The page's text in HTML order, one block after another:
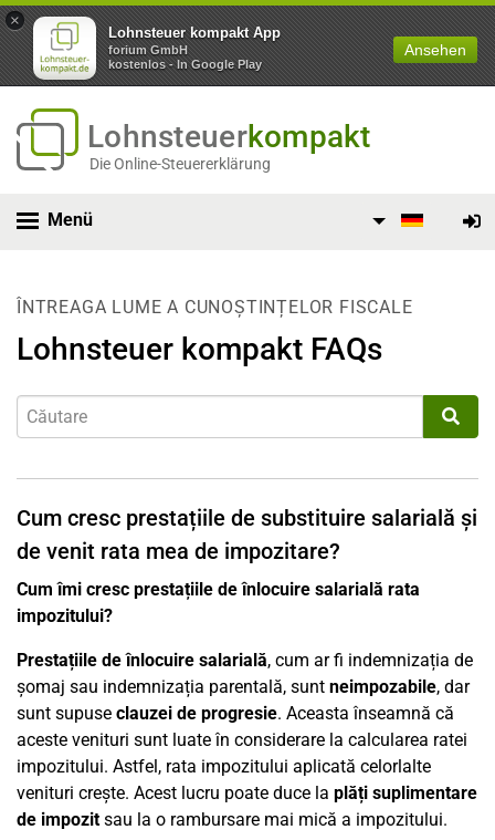
×
Lohnsteuer kompakt App
forium GmbH
kostenlos - In Google Play
Ansehen
Lohnsteuerkompakt
Die Online-Steuererklärung
Menü
ÎNTREAGA LUME A CUNOȘTINȚELOR FISCALE
Lohnsteuer kompakt FAQs
Cum cresc prestațiile de substituire salarială și
de venit rata mea de impozitare?
Cum îmi cresc prestațiile de înlocuire salarială rata
impozitului?
Prestațiile de înlocuire salarială, cum ar fi indemnizația de
șomaj sau indemnizația parentală, sunt neimpozabile, dar
sunt supuse clauzei de progresie. Aceasta înseamnă că
aceste venituri sunt luate în considerare la calcularea ratei
impozitului. Astfel, rata impozitului aplicată celorlalte
venituri crește. Acest lucru poate duce la plăți suplimentare
de impozitsau la o rambursare mai mică a impozitului.